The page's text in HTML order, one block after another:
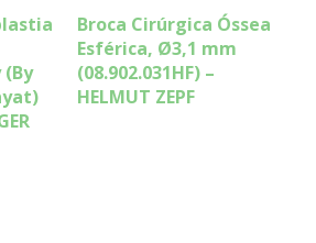
Broca Cirúrgica Óssea
Esférica, Ø3,1 mm
(08.902.031HF) –
HELMUT ZEPF